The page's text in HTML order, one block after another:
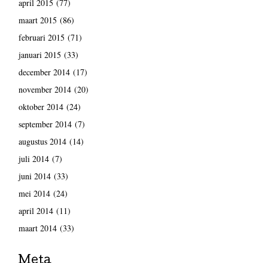
april 2015 (77)
maart 2015 (86)
februari 2015 (71)
januari 2015 (33)
december 2014(17)
november 2014(20)
oktober 2014(24)
september 2014(7)
augustus 2014(14)
juli 2014(7)
juni 2014(33)
mei 2014(24)
april 2014(11)
maart 2014(33)